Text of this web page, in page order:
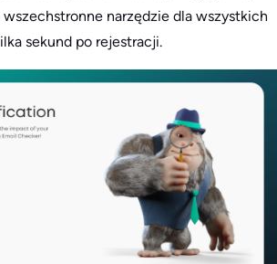
narzędzie dla wszystkich
sekund po rejestracji.